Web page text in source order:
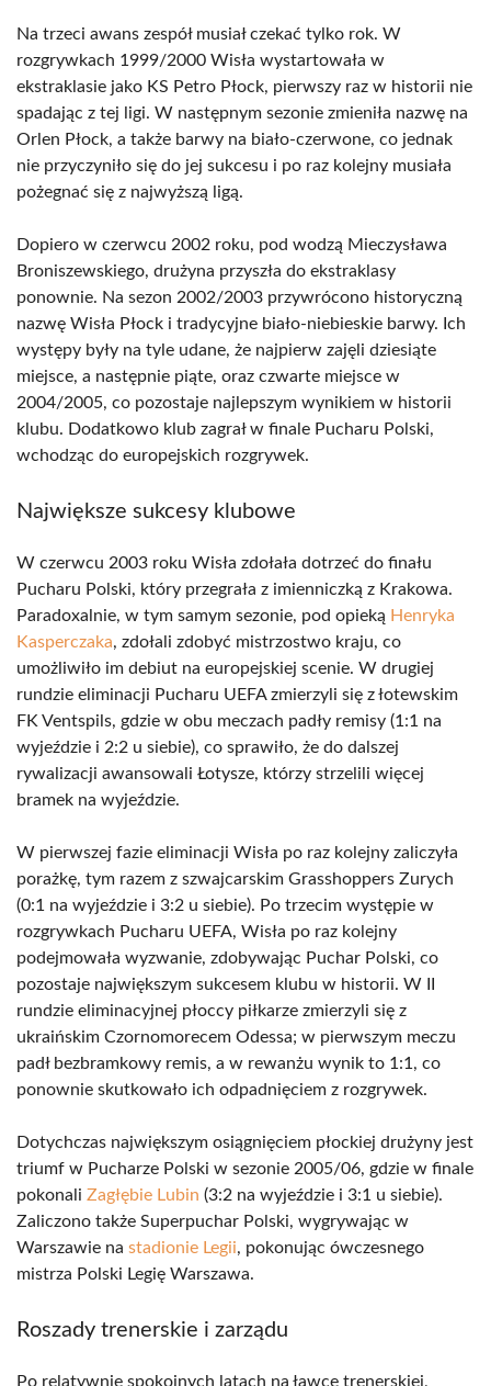
Na trzeci awans zespół musiał czekać tylko rok. W
rozgrywkach 1999/2000 Wisła wystartowała w
ekstraklasie jako KS Petro Płock, pierwszy raz w historii nie
spadając z tej ligi. W następnym sezonie zmieniła nazwę na
Orlen Płock, a także barwy na biało-czerwone, co jednak
nie przyczyniło się do jej sukcesu i po raz kolejny musiała
pożegnać się z najwyższą ligą.
Dopiero w czerwcu 2002 roku, pod wodzą Mieczysława
Broniszewskiego, drużyna przyszła do ekstraklasy
ponownie. Na sezon 2002/2003 przywrócono historyczną
nazwę Wisła Płock i tradycyjne biało-niebieskie barwy. Ich
występy były na tyle udane, że najpierw zajęli dziesiąte
miejsce, a następnie piąte, oraz czwarte miejsce w
2004/2005, co pozostaje najlepszym wynikiem w historii
klubu. Dodatkowo klub zagrał w finale Pucharu Polski,
wchodząc do europejskich rozgrywek.
Największe sukcesy klubowe
W czerwcu 2003 roku Wisła zdołała dotrzeć do finału
Pucharu Polski, który przegrała z imienniczką z Krakowa.
Paradoxalnie, w tym samym sezonie, pod opieką Henryka
Kasperczaka, zdołali zdobyć mistrzostwo kraju, co
umożliwiło im debiut na europejskiej scenie. W drugiej
rundzie eliminacji Pucharu UEFA zmierzyli się z łotewskim
FK Ventspils, gdzie w obu meczach padły remisy (1:1 na
wyjeździe i 2:2 u siebie), co sprawiło, że do dalszej
rywalizacji awansowali Łotysze, którzy strzelili więcej
bramek na wyjeździe.
W pierwszej fazie eliminacji Wisła po raz kolejny zaliczyła
porażkę, tym razem z szwajcarskim Grasshoppers Zurych
(0:1 na wyjeździe i 3:2 u siebie). Po trzecim występie w
rozgrywkach Pucharu UEFA, Wisła po raz kolejny
podejmowała wyzwanie, zdobywając Puchar Polski, co
pozostaje największym sukcesem klubu w historii. W II
rundzie eliminacyjnej płoccy piłkarze zmierzyli się z
ukraińskim Czornomorecem Odessa; w pierwszym meczu
padł bezbramkowy remis, a w rewanżu wynik to 1:1, co
ponownie skutkowało ich odpadnięciem z rozgrywek.
Dotychczas największym osiągnięciem płockiej drużyny jest
triumf w Pucharze Polski w sezonie 2005/06, gdzie w finale
pokonali Zagłębie Lubin (3:2 na wyjeździe i 3:1 u siebie).
Zaliczono także Superpuchar Polski, wygrywając w
Warszawie na stadionie Legii, pokonując ówczesnego
mistrza Polski Legię Warszawa.
Roszady trenerskie i zarządu
Po relatywnie spokojnych latach na ławce trenerskiej,